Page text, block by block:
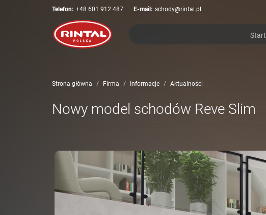
Telefon: +48 601 912 487 E-mail: schody@rintal.pl
Start
Strona główna Firma Informacje Aktualności
Nowy model schodów Reve Slim